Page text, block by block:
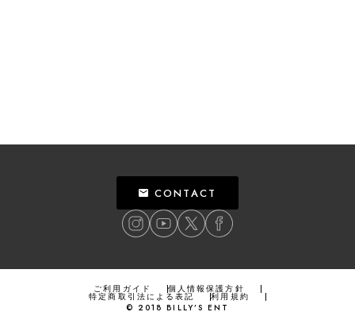
CONTACT
ご利用ガイド 個人情報保護方針
特定商取引法による表記
利用規約
© 2018 BILLY’S ENT